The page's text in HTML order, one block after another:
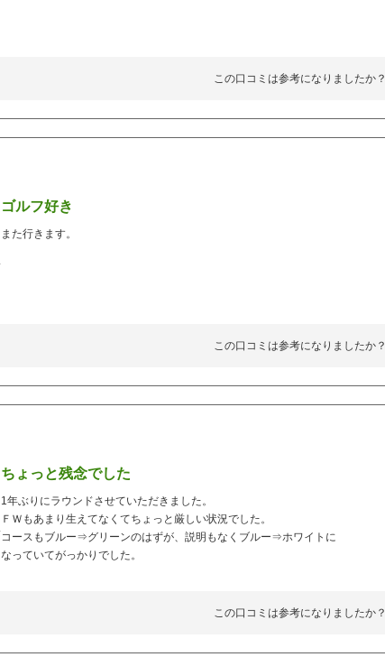
この口コミは参考になりましたか？
ゴルフ好き
また行きます。
この口コミは参考になりましたか？
ちょっと残念でした
1年ぶりにラウンドさせていただきました。
ＦＷもあまり生えてなくてちょっと厳しい状況でした。
コースもブルー⇒グリーンのはずが、説明もなくブルー⇒ホワイトに
なっていてがっかりでした。
この口コミは参考になりましたか？